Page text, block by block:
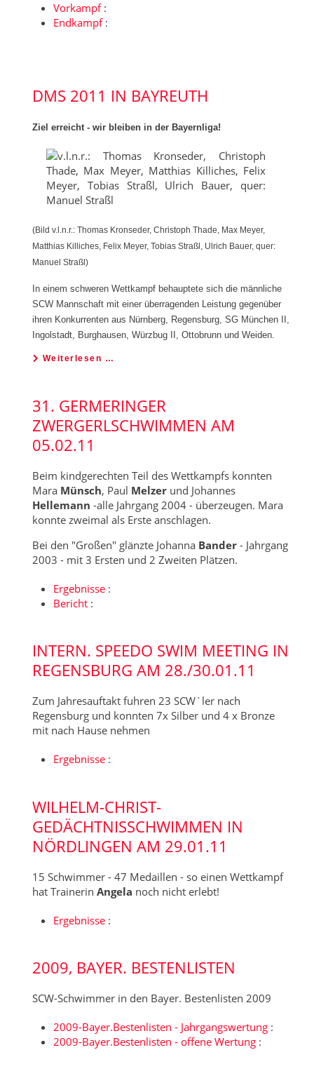
Vorkampf:
Endkampf:
DMS 2011 IN BAYREUTH
Ziel erreicht - wir bleiben in der Bayernliga!
(Bild v.l.n.r.: Thomas Kronseder, Christoph Thade, Max Meyer,
Matthias Killiches, Felix Meyer, Tobias Straßl, Ulrich Bauer, quer:
Manuel Straßl)
In einem schweren Wettkampf behauptete sich die männliche
SCW Mannschaft mit einer überragenden Leistung gegenüber
ihren Konkurrenten aus Nürnberg, Regensburg, SG München II,
Ingolstadt, Burghausen, Würzbug II, Ottobrunn und Weiden.
Weiterlesen …
31. GERMERINGER
ZWERGERLSCHWIMMEN AM
05.02.11
Beim kindgerechten Teil des Wettkampfs konnten
Mara Münsch, Paul Melzerund Johannes
Hellemann -alle Jahrgang 2004 - überzeugen. Mara
konnte zweimal als Erste anschlagen.
Bei den "Großen" glänzte Johanna Bander- Jahrgang
2003 - mit 3 Ersten und 2 Zweiten Plätzen.
Ergebnisse:
Bericht:
INTERN. SPEEDO SWIM MEETING IN
REGENSBURG AM 28./30.01.11
Zum Jahresauftakt fuhren 23 SCW`ler nach
Regensburg und konnten 7x Silber und 4 x Bronze
mit nach Hause nehmen
Ergebnisse:
WILHELM-CHRIST-
GEDÄCHTNISSCHWIMMEN IN
NÖRDLINGEN AM 29.01.11
15 Schwimmer - 47 Medaillen - so einen Wettkampf
hat Trainerin Angela noch nicht erlebt!
Ergebnisse:
2009, BAYER. BESTENLISTEN
SCW-Schwimmer in den Bayer. Bestenlisten 2009
2009-Bayer.Bestenlisten - Jahrgangswertung:
2009-Bayer.Bestenlisten - offene Wertung: